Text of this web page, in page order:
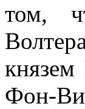
том,
Фон-